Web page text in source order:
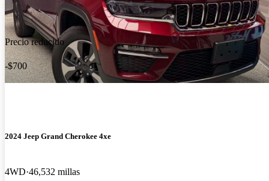
Precio reducido
-$700
2024 Jeep Grand Cherokee 4xe
4WD 46,532 millas